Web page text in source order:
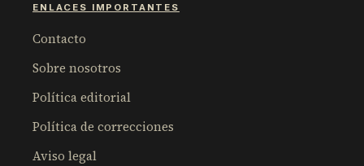
ENLACES IMPORTANTES
Contacto
Sobre nosotros
Política editorial
Política de correcciones
Aviso legal